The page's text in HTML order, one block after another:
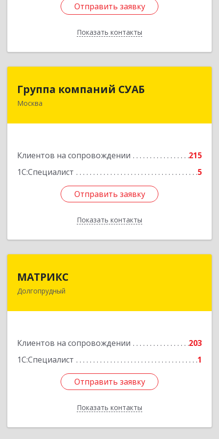
Отправить заявку
Показать контакты
Отправить заявку
Назад
Группа компаний СУАБ
Москва
Клиентов на сопровождении
215
1С:Специалист
5
Отправить заявку
Показать контакты
Группа компаний СУАБ
105082, Москва г, Почтовая Б. ул, дом 36, стр.9,
Отправить заявку
Назад
МАТРИКС
Долгопрудный
Клиентов на сопровождении
203
1С:Специалист
1
Отправить заявку
Показать контакты
141707, Московская обл, Долгопрудный г,
Отправить заявку
Назад